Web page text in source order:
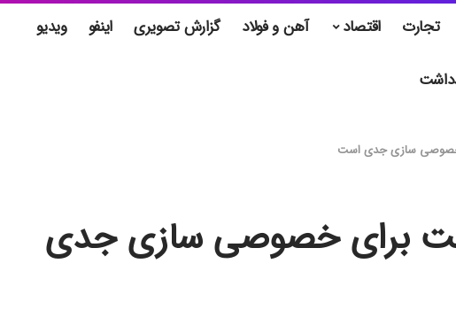
تجارت اقتصاد آهن و فولاد گزارش تصویری اینفو ویدیو
خصوصی سازی جدی است
برای خصوصی سازی جدی